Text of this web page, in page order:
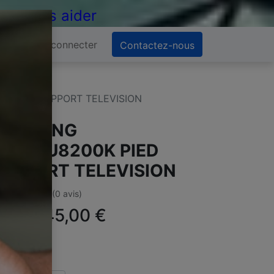
vous aider
Se connecter Contactez-nous
PIED SUPPORT TELEVISION
PIED
TELEVISION
(0 avis)
45,00 €